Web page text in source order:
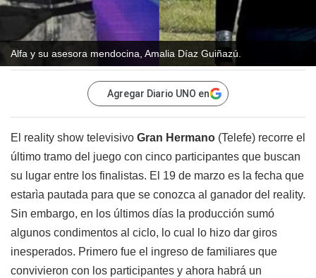
Alfa y su asesora mendocina, Amalia Díaz Guiñazú.
Agregar Diario UNO en
El reality show televisivo Gran Hermano (Telefe) recorre el
último tramo del juego con cinco participantes que buscan
su lugar entre los finalistas. El 19 de marzo es la fecha que
estarìa pautada para que se conozca al ganador del reality.
Sin embargo, en los últimos días la producción sumó
algunos condimentos al ciclo, lo cual lo hizo dar giros
inesperados. Primero fue el ingreso de familiares que
convivieron con los participantes y ahora habrá un